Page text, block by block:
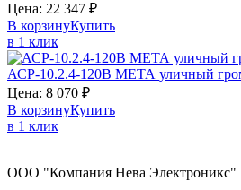
Цена: 22 347 ₽
В корзинуКупить
в 1 клик
АСР-10.2.4-120В МЕТА уличный
Цена: 8 070 ₽
В корзинуКупить
в 1 клик
ООО "Компания Нева Электроникс"